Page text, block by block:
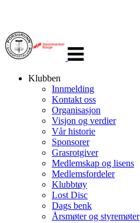
navigasjon
Klubben
Innmelding
Kontakt oss
Organisasjon
Visjon og verdier
Vår historie
Sponsorer
Grasrotgiver
Medlemskap og lisens
Medlemsfordeler
Klubbtøy
Lost Disc
Dags benk
Årsmøter og styremøter